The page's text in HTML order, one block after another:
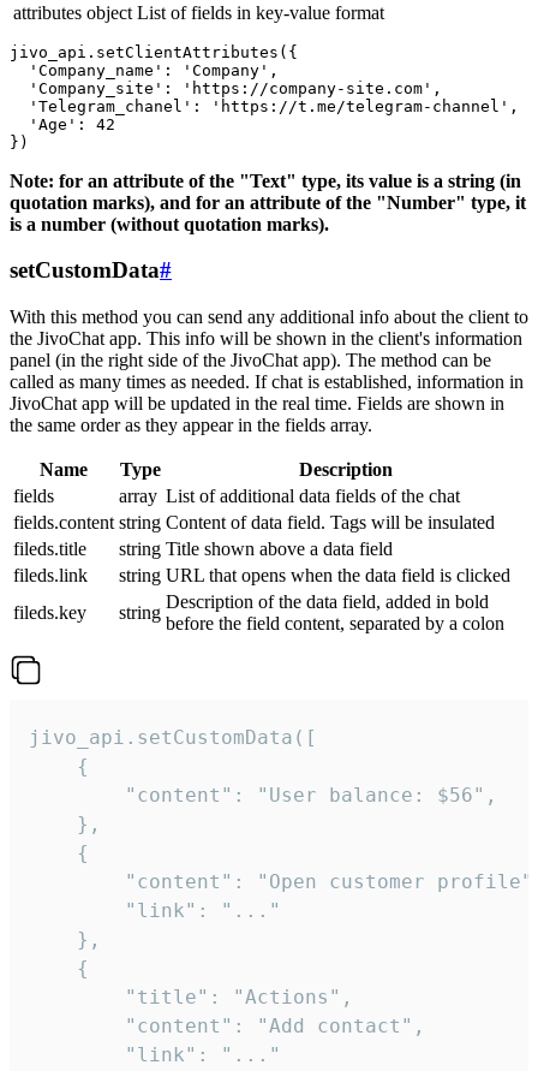
attributes object List of fields in key-value format
jivo_api.setClientAttributes({
  'Company_name': 'Company',
  'Company_site': 'https://company-site.com',
  'Telegram_chanel': 'https://t.me/telegram-channel',
  'Age': 42
Note: for an attribute of the "Text" type, its value is a string (in
quotation marks), and for an attribute of the "Number" type, it
is a number (without quotation marks).
setCustomData#
With this method you can send any additional info about the client to
the JivoChat app. This info will be shown in the client's information
panel (in the right side of the JivoChat app). The method can be
called as many times as needed. If chat is established, information in
JivoChat app will be updated in the real time. Fields are shown in
the same order as they appear in the fields array.
Name Type
Description
fields
array List of additional data fields of the chat
fields.content string Content of data field. Tags will be insulated
fileds.title
string Title shown above a data field
fileds.link
string URL that opens when the data field is clicked
fileds.key
string
Description of the data field, added in bold
before the field content, separated by a colon
jivo_api.setCustomData([
    {
        "content": "User balance: $56",
    },
    {
"content": "Open customer
        "link": "..."
    },
    {
        "title": "Actions",
        "content": "Add contact",
        "link": "..."